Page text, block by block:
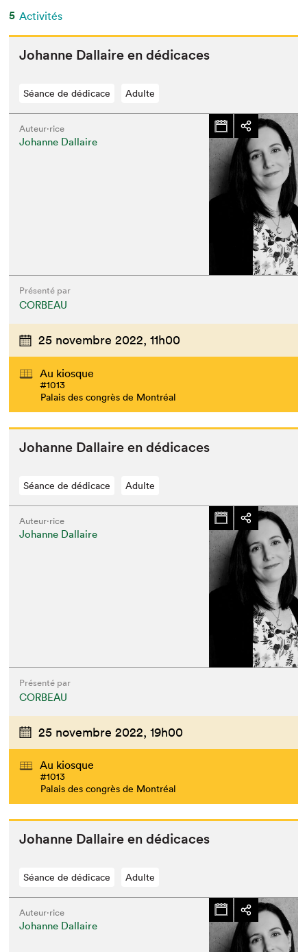
5 Activités
Johanne Dal­laire en dédicaces
Séance de dédicace Adulte
Auteur·rice
Johanne Dallaire
Présenté par
CORBEAU
25 novembre 2022, 11h00
Au kiosque
#1013
Palais des congrès de Montréal
Johanne Dal­laire en dédicaces
Séance de dédicace Adulte
Auteur·rice
Johanne Dallaire
Présenté par
CORBEAU
25 novembre 2022, 19h00
Au kiosque
#1013
Palais des congrès de Montréal
Johanne Dal­laire en dédicaces
Séance de dédicace Adulte
Auteur·rice
Johanne Dallaire